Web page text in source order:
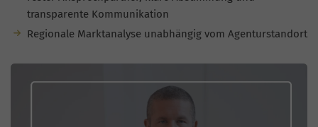
transparente Kommunikation
Regionale Marktanalyse unabhängig vom Agenturstandort